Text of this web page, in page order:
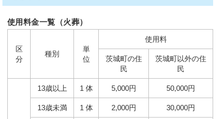
使用料金一覧（火葬）
区
分
種別
単
位
使用料
茨城町の住
民
茨城町以外の住
民
13歳以上 1 体 5,000円 50,000円
13歳未満 1 体 2,000円 30,000円